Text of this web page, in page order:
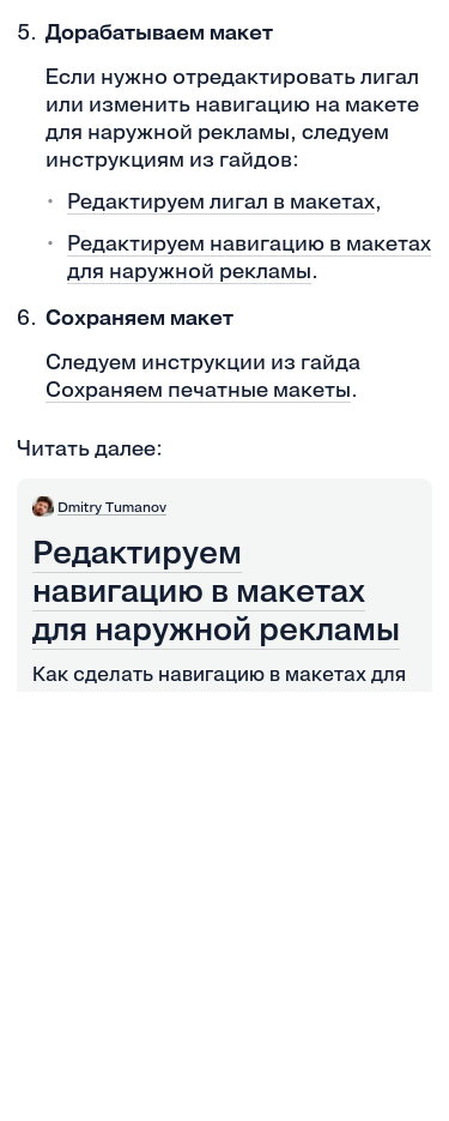
Дорабатываем макет
Если нужно отредактировать лигал
или изменить навигацию на макете
для наружной рекламы, следуем
инструкциям из гайдов:
Редактируем лигал в макетах,
Редактируем навигацию в макетах
для наружной рекламы.
Сохраняем макет
Следуем инструкции из гайда
Сохраняем печатные макеты.
Читать далее:
Dmitry Tumanov
Редактируем
навигацию в макетах
для наружной рекламы
Как сделать навигацию в макетах для